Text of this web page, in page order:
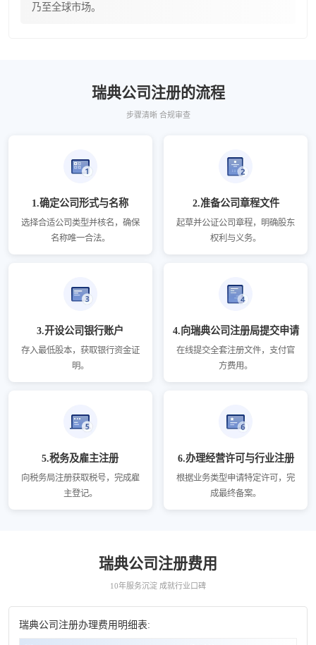
乃至全球市场。
瑞典公司注册的流程
步骤清晰 合规审查
1.确定公司形式与名称
选择合适公司类型并核名，确保
名称唯一合法。
2.准备公司章程文件
起草并公证公司章程，明确股东
权利与义务。
3.开设公司银行账户
存入最低股本，获取银行资金证
明。
4.向瑞典公司注册局提交申请
在线提交全套注册文件，支付官
方费用。
5.税务及雇主注册
向税务局注册获取税号，完成雇
主登记。
6.办理经营许可与行业注册
根据业务类型申请特定许可，完
成最终备案。
瑞典公司注册费用
10年服务沉淀 成就行业口碑
瑞典公司注册办理费用明细表: